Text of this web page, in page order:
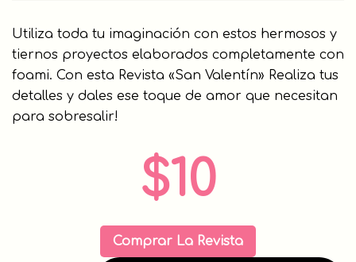
Utiliza toda tu imaginación con estos hermosos y
tiernos proyectos elaborados completamente con
foami. Con esta Revista «San Valentín» Realiza tus
detalles y dales ese toque de amor que necesitan
para sobresalir!
$10
Comprar La Revista